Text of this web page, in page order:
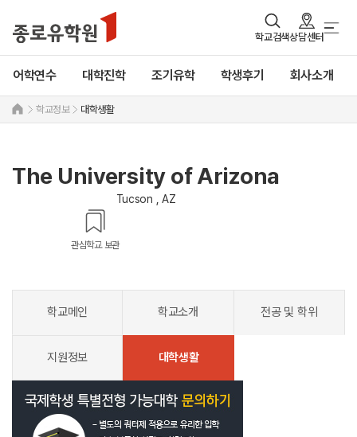
학교검색상담센터
어학연수 대학진학 조기유학 학생후기 회사소개
학교정보 대학생활
The University of Arizona
Tucson , AZ
관심학교 보관
학교메인 학교소개 전공 및 학위
지원정보 대학생활